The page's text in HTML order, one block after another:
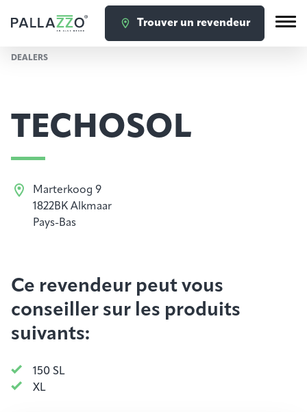
Trouver un revendeur
DEALERS
TECHOSOL
Marterkoog 9
1822BK Alkmaar
Pays-Bas
Ce revendeur peut vous
conseiller sur les produits
suivants:
150 SL
XL